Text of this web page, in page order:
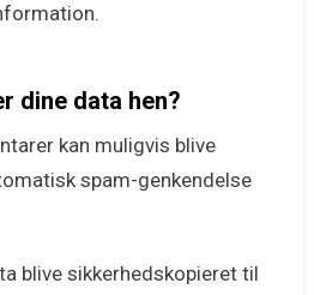
dine data hen?
kan muligvis blive
spam-genkendelse
blive sikkerhedskopieret til